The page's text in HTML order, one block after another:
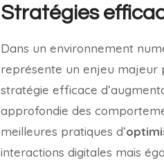
Stratégies
Dans un environnement
représente un enjeu majeur
stratégie efficace
approfondie des
meilleures pratiques d’
interactions digitales mais